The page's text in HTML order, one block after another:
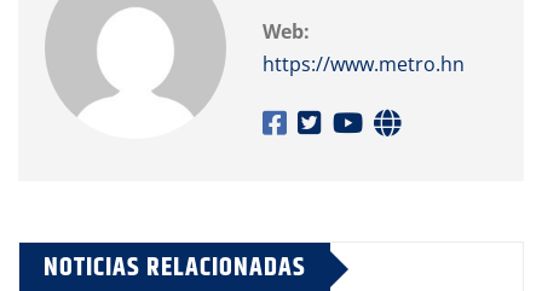
Web:
https://www.metro.hn
NOTICIAS RELACIONADAS